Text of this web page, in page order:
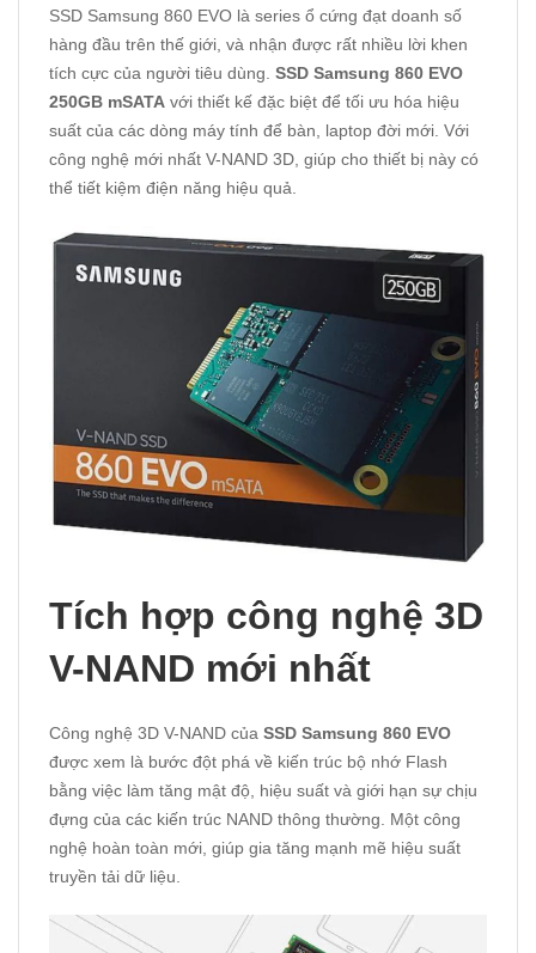
SSD Samsung 860 EVO là series ổ cứng đạt doanh số
hàng đầu trên thế giới, và nhận được rất nhiều lời khen
tích cực của người tiêu dùng. SSD Samsung 860 EVO
250GB mSATA với thiết kế đặc biệt để tối ưu hóa hiệu
suất của các dòng máy tính để bàn, laptop đời mới. Với
công nghệ mới nhất V-NAND 3D, giúp cho thiết bị này có
thể tiết kiệm điện năng hiệu quả.
Tích hợp công nghệ 3D
V-NAND mới nhất
Công nghệ 3D V-NAND của SSD Samsung 860 EVO
được xem là bước đột phá về kiến trúc bộ nhớ Flash
bằng việc làm tăng mật độ, hiệu suất và giới hạn sự chịu
đựng của các kiến trúc NAND thông thường. Một công
nghệ hoàn toàn mới, giúp gia tăng mạnh mẽ hiệu suất
truyền tải dữ liệu.